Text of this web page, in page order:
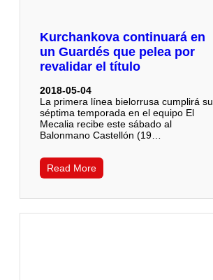
Kurchankova continuará en
un Guardés que pelea por
revalidar el título
2018-05-04
La primera línea bielorrusa cumplirá su
séptima temporada en el equipo El
Mecalia recibe este sábado al
Balonmano Castellón (19…
Read More